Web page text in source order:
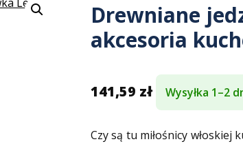
Drewniane
akcesoria
141,59 zł Wysyłka 1–2
Czy są tu miłośnicy